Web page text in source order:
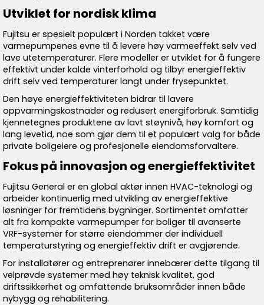
Utviklet for nordisk klima
Fujitsu er spesielt populært i Norden takket være
varmepumpenes evne til å levere høy varmeeffekt selv ved
lave utetemperaturer. Flere modeller er utviklet for å fungere
effektivt under kalde vinterforhold og tilbyr energieffektiv
drift selv ved temperaturer langt under frysepunktet.
Den høye energieffektiviteten bidrar til lavere
oppvarmingskostnader og redusert energiforbruk. Samtidig
kjennetegnes produktene av lavt støynivå, høy komfort og
lang levetid, noe som gjør dem til et populært valg for både
private boligeiere og profesjonelle eiendomsforvaltere.
Fokus på innovasjon og energieffektivitet
Fujitsu General er en global aktør innen HVAC-teknologi og
arbeider kontinuerlig med utvikling av energieffektive
løsninger for fremtidens bygninger. Sortimentet omfatter
alt fra kompakte varmepumper for boliger til avanserte
VRF-systemer for større eiendommer der individuell
temperaturstyring og energieffektiv drift er avgjørende.
For installatører og entreprenører innebærer dette tilgang til
velprøvde systemer med høy teknisk kvalitet, god
driftssikkerhet og omfattende bruksområder innen både
nybygg og rehabilitering.